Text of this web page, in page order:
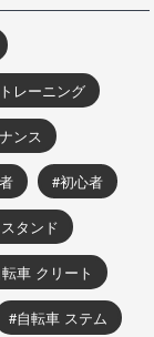
レーニング
ンス
初心者
タンド
車 クリート
自転車 ステム